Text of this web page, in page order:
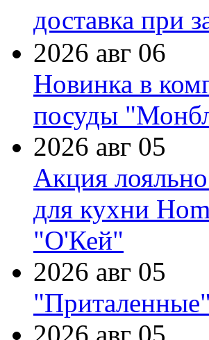
доставка при
2026 авг 06
Новинка в
посуды
2026 авг 05
Акция
для кухни
"О'Кей"
2026 авг 05
2026 авг 05